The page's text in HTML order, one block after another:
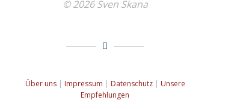
© 2026 Sven Skana
Über uns| Impressum | Datenschutz | Unsere
Empfehlungen